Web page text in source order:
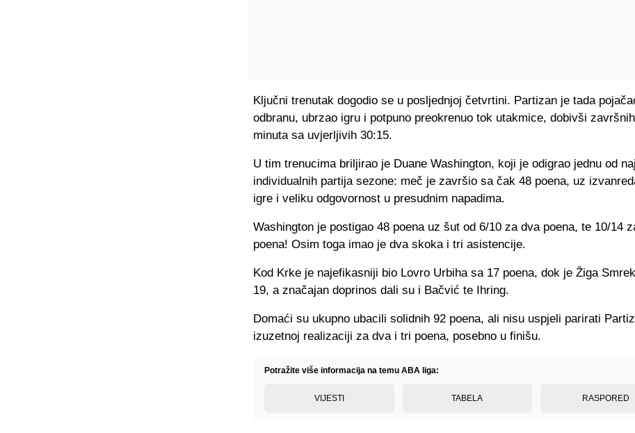
Ključni trenutak dogodio se u posljednjoj četvrtini. Partizan je tada
odbranu, ubrzao igru i potpuno preokrenuo tok utakmice, dobivši
minuta sa uvjerljivih 30:15.
U tim trenucima briljirao je Duane Washington, koji je odigrao jednu od
individualnih partija sezone: meč je završio sa čak 48 poena, uz
igre i veliku odgovornost u presudnim napadima.
Washington je postigao 48 poena uz šut od 6/10 za dva poena, te 10/14
poena! Osim toga imao je dva skoka i tri asistencije.
Kod Krke je najefikasniji bio Lovro Urbiha sa 17 poena, dok je Žiga
19, a značajan doprinos dali su i Bačvić te Ihring.
Domaći su ukupno ubacili solidnih 92 poena, ali nisu uspjeli parirati
izuzetnoj realizaciji za dva i tri poena, posebno u finišu.
Potražite više informacija na temu ABA liga:
VIJESTI TABELA RASPORED